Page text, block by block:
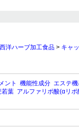
西洋ハーブ加工食品 > キャ
ント 機能性成分 エステ
若葉 アルファリポ酸(αリポ